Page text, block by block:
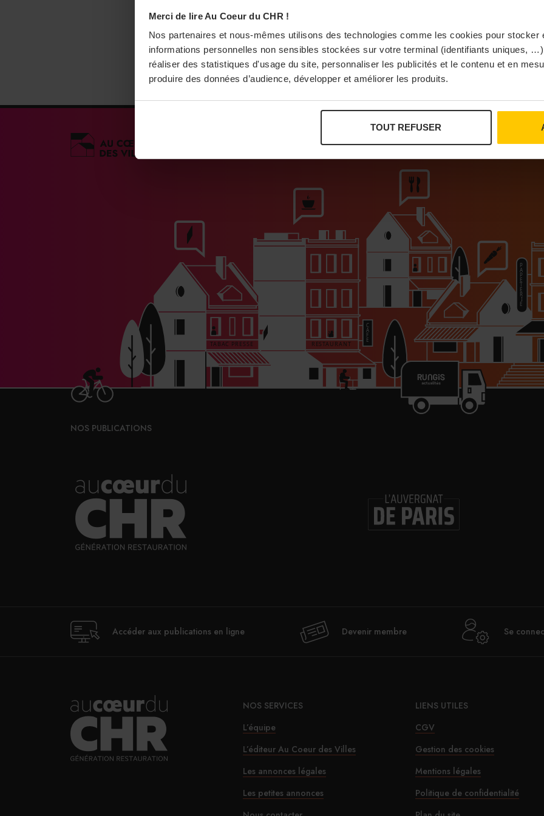
Merci de lire Au Coeur du CHR !
Nos partenaires et nous-mêmes utilisons des technologies comme les cookies pour stocker
informations personnelles non sensibles stockées sur votre terminal (identifiants uniques,
réaliser des statistiques d'usage du site, personnaliser les publicités et le contenu et en
produire des données d’audience, développer et améliorer les produits.
TOUT REFUSER
À
Les
Médias engagés pour que vivent les commerces de proximité
NOS PUBLICATIONS
Accéder aux publications en ligne Devenir membre Se
NOS SERVICES
L’équipe
L’éditeur Au Coeur des Villes
Les annonces légales
Les petites annonces
LIENS UTILES
CGV
Gestion des cookies
Mentions légales
Politique de confidentialité